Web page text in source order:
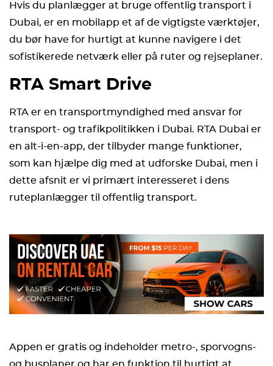
Hvis du planlægger at bruge offentlig transport i
Dubai, er en mobilapp et af de vigtigste værktøjer,
du bør have for hurtigt at kunne navigere i det
sofistikerede netværk eller på ruter og rejseplaner.
RTA Smart Drive
RTA er en transportmyndighed med ansvar for
transport- og trafikpolitikken i Dubai. RTA Dubai er
en alt-i-en-app, der tilbyder mange funktioner,
som kan hjælpe dig med at udforske Dubai, men i
dette afsnit er vi primært interesseret i dens
ruteplanlægger til offentlig transport.
Appen er gratis og indeholder metro-, sporvogns-
og busplaner og har en funktion til hurtigt at